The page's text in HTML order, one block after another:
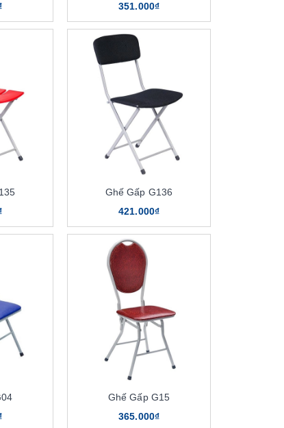
351.000₫
Ghế Gấp G136
421.000₫
Ghế Gấp G15
365.000₫